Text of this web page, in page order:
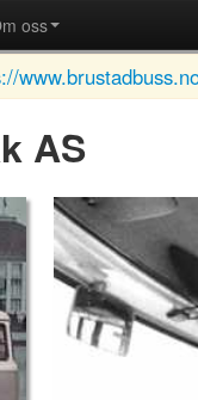
oss
AS